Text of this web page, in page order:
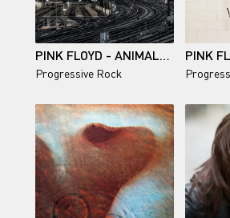
PINK FLOYD - ANIMALS (2018 REMIX) 1977/2022
Progressive Rock